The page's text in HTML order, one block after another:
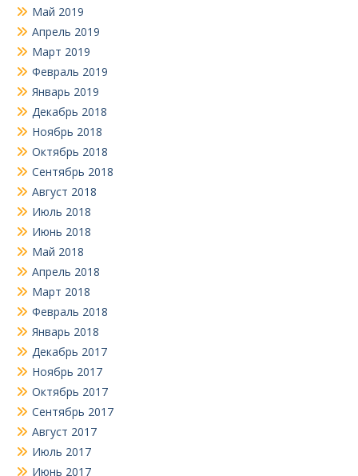
Май 2019
Апрель 2019
Март 2019
Февраль 2019
Январь 2019
Декабрь 2018
Ноябрь 2018
Октябрь 2018
Сентябрь 2018
Август 2018
Июль 2018
Июнь 2018
Май 2018
Апрель 2018
Март 2018
Февраль 2018
Январь 2018
Декабрь 2017
Ноябрь 2017
Октябрь 2017
Сентябрь 2017
Август 2017
Июль 2017
Июнь 2017